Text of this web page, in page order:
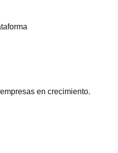
en crecimiento.